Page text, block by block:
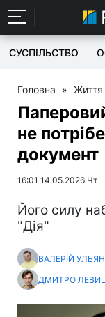
СУСПІЛЬСТВО
Головна » Життя
не
документ
16:01 14.05.2026 Чт
Його силу
"Дія"
ВАЛЕРІЙ
ДМИТРО